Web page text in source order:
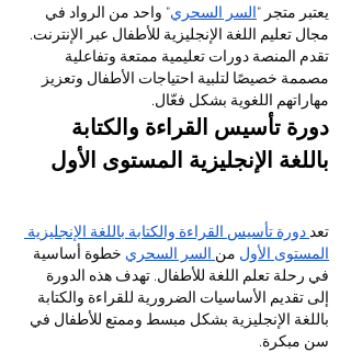
يعتبر متجر "السر السحري
مهاراتهم اللغوية بشكل فعّال.
باللغة الإنجليزية المستوى الأول
تعد
المستوى الأول من السر السحري
سن مبكرة.